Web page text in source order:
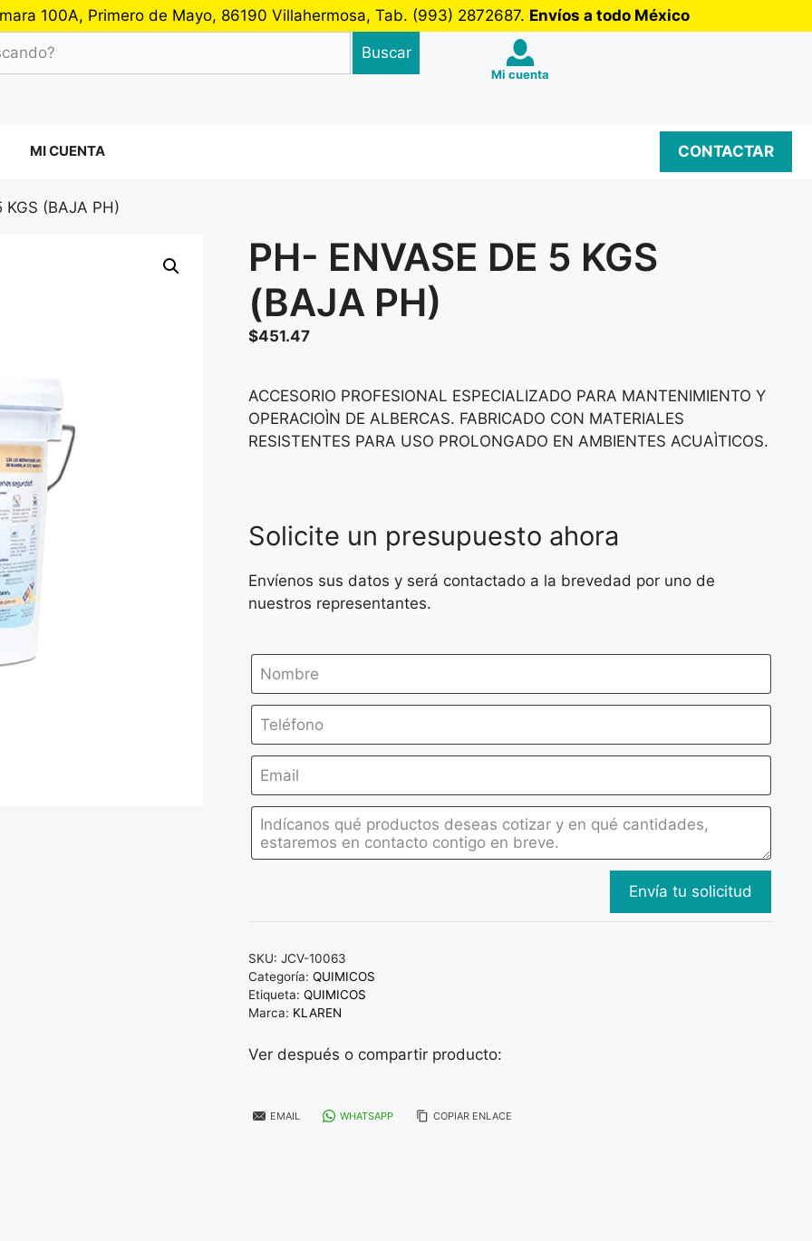
100A, Primero de Mayo, 86190 Villahermosa, Tab. (993) 2872687. Envíos a todo México
Buscar
Mi cuenta
MI CUENTA CONTACTAR
KGS (BAJA PH)
PH- ENVASE DE 5 KGS
(BAJA PH)
$451.47
ACCESORIO PROFESIONAL ESPECIALIZADO PARA MANTENIMIENTO Y
OPERACIOÌN DE ALBERCAS. FABRICADO CON MATERIALES
RESISTENTES PARA USO PROLONGADO EN AMBIENTES ACUAÌTICOS.
Solicite un presupuesto ahora
Envíenos sus datos y será contactado a la brevedad por uno de
nuestros representantes.
SKU:JCV-10063
Categoría:QUIMICOS
Etiqueta:QUIMICOS
Marca: KLAREN
Ver después o compartir producto:
EMAIL WHATSAPP COPIAR ENLACE